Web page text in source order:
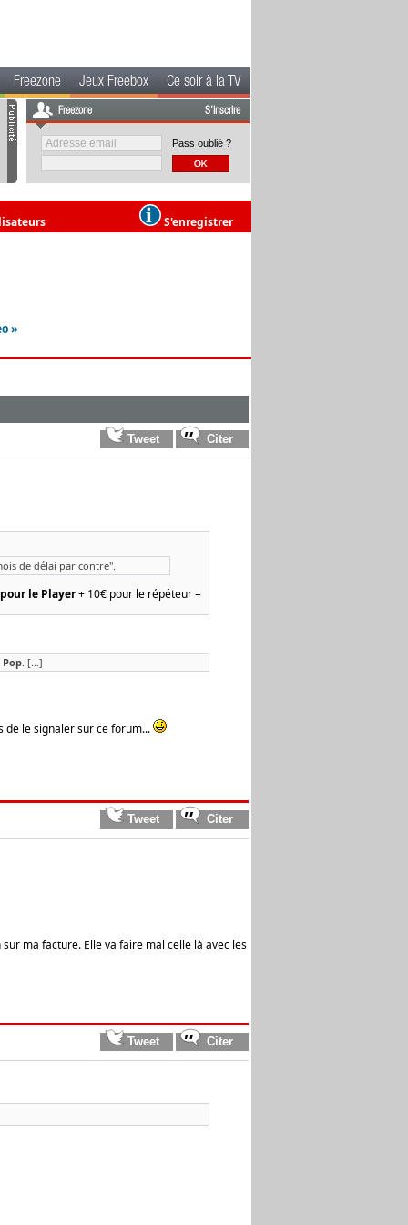
Freezone Jeux Freebox Ce soir à la TV
Freezone S'inscrire
Pass oublié ?
S'enregistrer
»
de délai par contre".
le Player+ 10€ pour le répéteur =
. […]
de le signaler sur ce forum...
ma facture. Elle va faire mal celle là avec les